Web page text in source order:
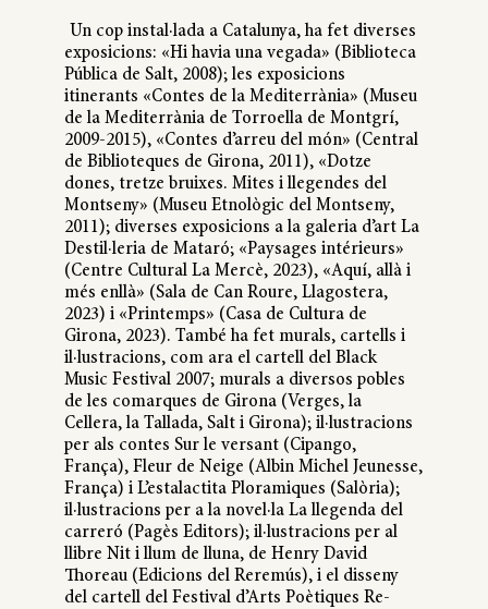
Un cop instal·lada a Catalunya, ha fet diverses
exposicions: «Hi havia una vegada» (Biblioteca
Pública de Salt, 2008); les exposicions
itinerants «Contes de la Mediterrània» (Museu
de la Mediterrània de Torroella de Montgrí,
2009-2015), «Contes d’arreu del món» (Central
de Biblioteques de Girona, 2011), «Dotze
dones, tretze bruixes. Mites i llegendes del
Montseny» (Museu Etnològic del Montseny,
2011); diverses exposicions a la galeria d’art La
Destil·leria de Mataró; «Paysages intérieurs»
(Centre Cultural La Mercè, 2023), «Aquí, allà i
més enllà» (Sala de Can Roure, Llagostera,
2023) i «Printemps» (Casa de Cultura de
Girona, 2023). També ha fet murals, cartells i
il·lustracions, com ara el cartell del Black
Music Festival 2007; murals a diversos pobles
de les comarques de Girona (Verges, la
Cellera, la Tallada, Salt i Girona); il·lustracions
per als contes Sur le versant (Cipango,
França), Fleur de Neige (Albin Michel Jeunesse,
França) i L’estalactita Ploramiques (Salòria);
il·lustracions per a la novel·la La llegenda del
carreró (Pagès Editors); il·lustracions per al
llibre Nit i llum de lluna, de Henry David
Thoreau (Edicions del Reremús), i el disseny
del cartell del Festival d’Arts Poètiques Re-